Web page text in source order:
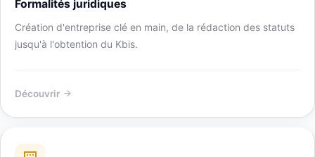
Formalités juridiques
Création d'entreprise clé en main, de la rédaction des statuts
jusqu'à l'obtention du Kbis.
Découvrir